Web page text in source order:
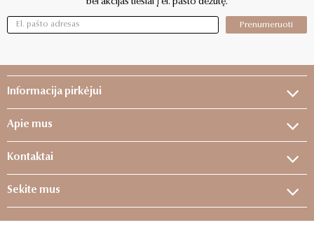
bei akcijas tiesiai į el. pašto dėžutę.
Prenumeruoti
Informacija pirkėjui
Apie mus
Kontaktai
Sekite mus